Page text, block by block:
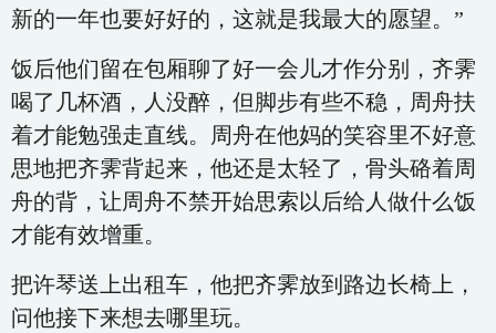
新的一年也要好好的，这就是我最大的愿望。”
饭后他们留在包厢聊了好一会儿才作分别，齐霁
喝了几杯酒，人没醉，但脚步有些不稳，周舟扶
着才能勉强走直线。周舟在他妈的笑容里不好意
思地把齐霁背起来，他还是太轻了，骨头硌着周
舟的背，让周舟不禁开始思索以后给人做什么饭
才能有效增重。
把许琴送上出租车，他把齐霁放到路边长椅上，
问他接下来想去哪里玩。